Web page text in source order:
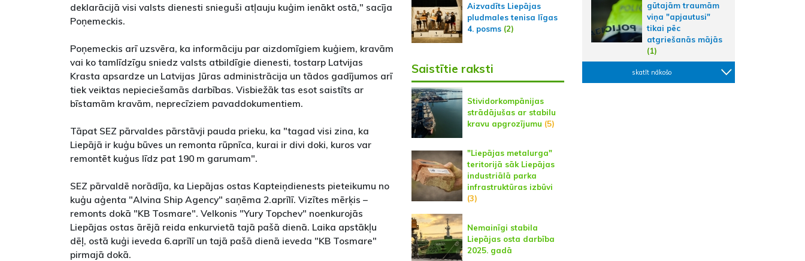
deklarācijā visi valsts dienesti snieguši atļauju kuģim ienākt ostā," sacīja
Poņemeckis.
Poņemeckis arī uzsvēra, ka informāciju par aizdomīgiem kuģiem, kravām
vai ko tamlīdzīgu sniedz valsts atbildīgie dienesti, tostarp Latvijas
Krasta apsardze un Latvijas Jūras administrācija un tādos gadījumos arī
tiek veiktas nepieciešamās darbības. Visbiežāk tas esot saistīts ar
bīstamām kravām, neprecīziem pavaddokumentiem.
Tāpat SEZ pārvaldes pārstāvji pauda prieku, ka "tagad visi zina, ka
Liepājā ir kuģu būves un remonta rūpnīca, kurai ir divi doki, kuros var
remontēt kuģus līdz pat 190 m garumam".
SEZ pārvaldē norādīja, ka Liepājas ostas Kapteiņdienests pieteikumu no
kuģu aģenta "Alvina Ship Agency" saņēma 2.aprīlī. Vizītes mērķis –
remonts dokā "KB Tosmare". Velkonis "Yury Topchev" noenkurojās
Liepājas ostas ārējā reida enkurvietā tajā pašā dienā. Laika apstākļu
dēļ, ostā kuģi ieveda 6.aprīlī un tajā pašā dienā ieveda "KB Tosmare"
pirmajā dokā.
Aizvadīts Liepājas
pludmales tenisa līgas
4. posms(2)
Saistītie raksti
Stividorkompānijas
strādājušas ar stabilu
kravu apgrozījumu (5)
"Liepājas metalurga"
teritorijā sāk Liepājas
industriālā parka
infrastruktūras izbūvi
(3)
Nemainīgi stabila
Liepājas osta darbība
2025. gadā
gūtajām traumām
viņa "apjautusi"
tikai pēc
atgriešanās mājās
(1)
skatīt nākošo